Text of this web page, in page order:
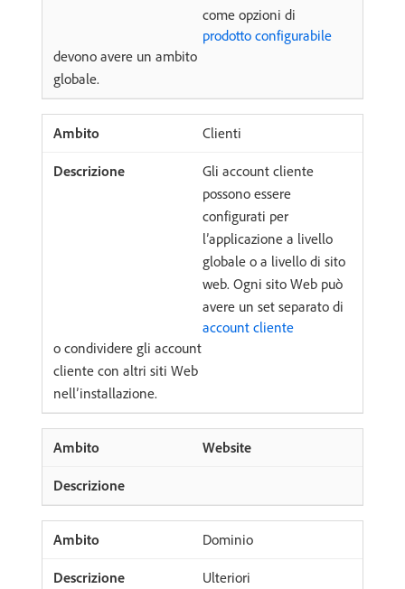
come opzioni di
prodotto configurabile
devono avere un ambito
globale.
Clienti
Gli account cliente
possono essere
configurati per
l’applicazione a livello
globale o a livello di sito
web. Ogni sito Web può
avere un set separato di
account cliente
o condividere gli account
cliente con altri siti Web
nell’installazione.
Website
Dominio
Ulteriori